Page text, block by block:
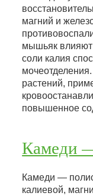
магний и
мышьяк влияют
соли калия
растений,
повышенное
Камеди
Камеди —
калиевой,